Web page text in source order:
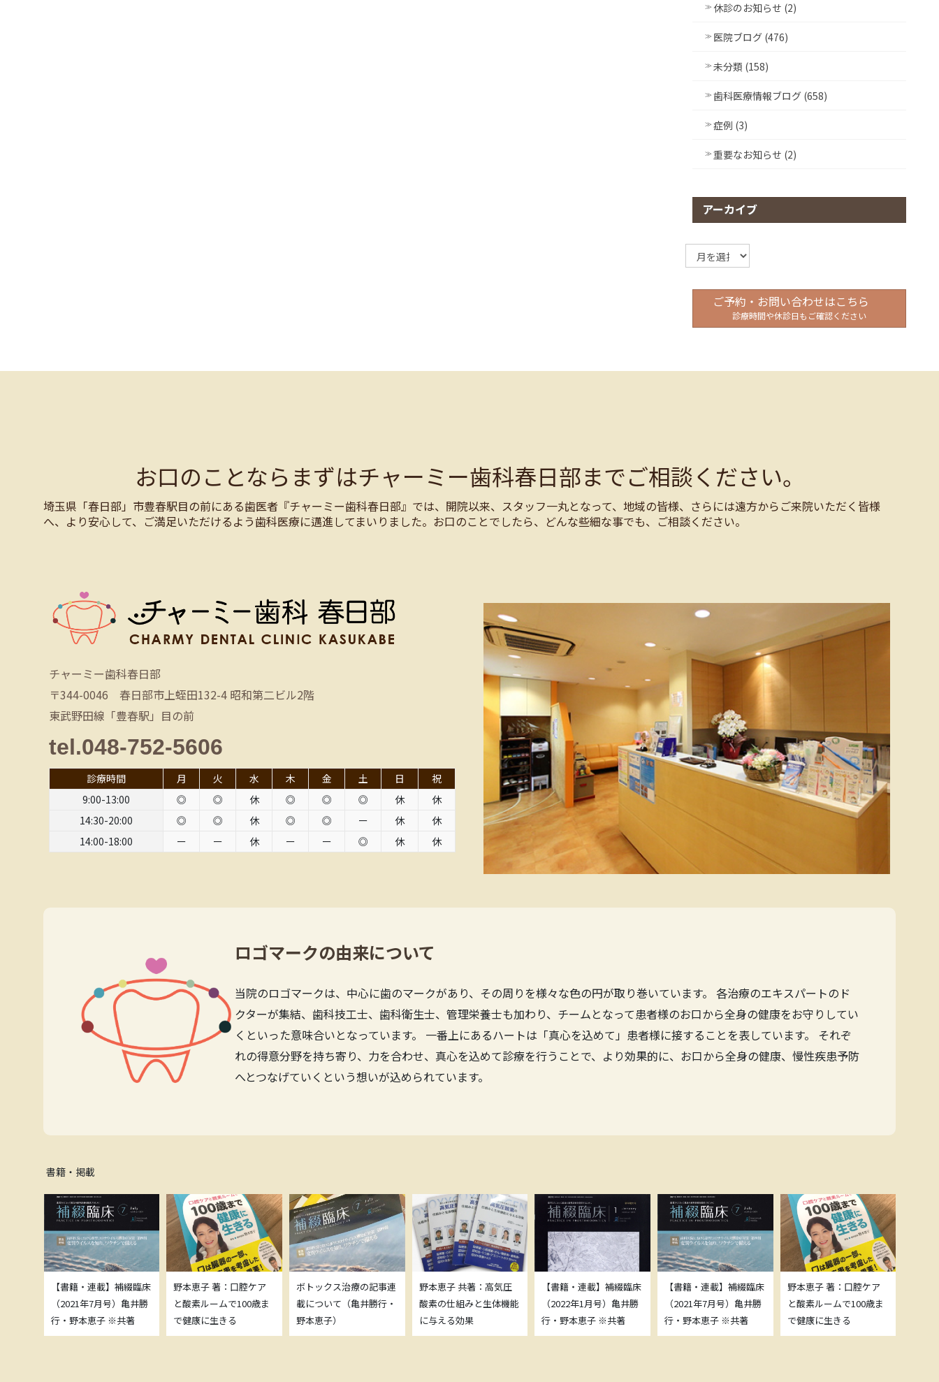
休診のお知らせ (2)
医院ブログ (476)
未分類 (158)
歯科医療情報ブログ (658)
症例 (3)
重要なお知らせ (2)
アーカイブ
ア
ー
イ
ご予約・お問い合わせはこちら
診療時間や休診日もご確認ください
お口のことならまずはチャーミー歯科春日部までご相談ください。
埼玉県「春日部」市豊春駅目の前にある歯医者『チャーミー歯科春日部』では、開院以来、スタッフ一丸となって、地域の皆様、さらには遠方からご来院いただく皆様
へ、より安心して、ご満足いただけるよう歯科医療に邁進してまいりました。お口のことでしたら、どんな些細な事でも、ご相談ください。
チャーミー歯科春日部
〒344-0046 春日部市上蛭田132-4 昭和第二ビル2階
東武野田線「豊春駅」目の前
tel.048-752-5606
診療時間 月 火 水 木 金 土 日
祝
9:00-13:00
◎ ◎ 休 ◎ ◎ ◎ 休
休
14:30-20:00
◎ ◎ 休 ◎ ◎ ー 休
休
14:00-18:00
ー ー 休 ー ー ◎ 休 休
ロゴマークの由来について
当院のロゴマークは、中心に歯のマークがあり、その周りを様々な色の円が取り巻いています。 各治療のエキスパートのド
クターが集結、歯科技工士、歯科衛生士、管理栄養士も加わり、チームとなって患者様のお口から全身の健康をお守りしてい
くといった意味合いとなっています。 一番上にあるハートは「真心を込めて」患者様に接することを表しています。 それぞ
れの得意分野を持ち寄り、力を合わせ、真心を込めて診療を行うことで、より効果的に、お口から全身の健康、慢性疾患予防
へとつなげていくという想いが込められています。
書籍・掲載
【書籍・連載】補綴臨床
（2021年7月号）亀井勝
行・野本恵子 ※共著
野本恵子 著：口腔ケア
と酸素ルームで100歳ま
で健康に生きる
ボトックス治療の記事連
載について（亀井勝行・
野本恵子）
野本恵子 共著：高気圧
酸素の仕組みと生体機能
に与える効果
【書籍・連載】補綴臨床
（2022年1月号）亀井勝
行・野本恵子 ※共著
【書籍・連載】補綴臨床
（2021年7月号）亀井勝
行・野本恵子 ※共著
野本恵子 著：口腔ケア
と酸素ルームで100歳ま
で健康に生きる